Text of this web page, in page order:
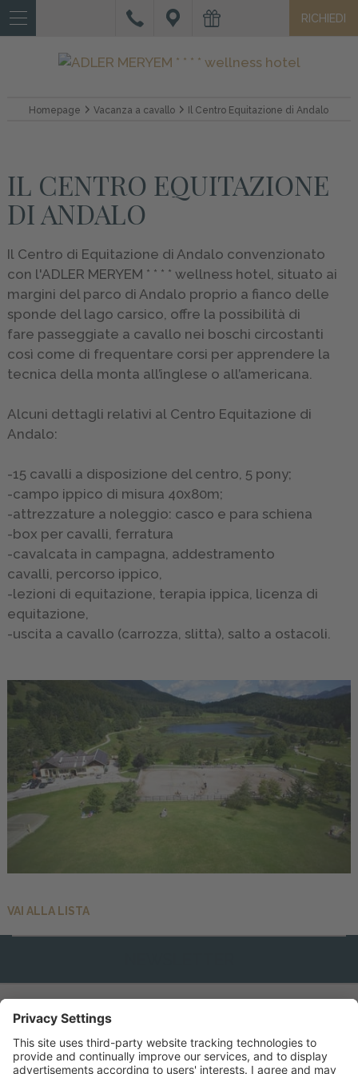
RICHIEDI
DE
HOTEL
SUITE
OFFERTE
E
SERVIZI
WELLNESS
VACANZA
ATTIVA
GALLERY
&
SERVICE
RICHIEDI
Homepage Vacanza a cavallo Il Centro Equitazione di Andalo
IL CENTRO EQUITAZIONE
DI ANDALO
Il Centro di Equitazione di Andalo convenzionato
con l'ADLER MERYEM * * * * wellness hotel, situato ai
margini del parco di Andalo proprio a fianco delle
sponde del lago carsico, offre la possibilità di
fare passeggiate a cavallo nei boschi circostanti
così come di frequentare corsi per apprendere la
tecnica della monta all’inglese o all’americana.
Alcuni dettagli relativi al Centro Equitazione di
Andalo:
-15 cavalli a disposizione del centro, 5 pony;
-campo ippico di misura 40x80m;
-attrezzature a noleggio: casco e para schiena
-box per cavalli, ferratura
-cavalcata in campagna, addestramento
cavalli, percorso ippico,
-lezioni di equitazione, terapia ippica, licenza di
equitazione,
-uscita a cavallo (carrozza, slitta), salto a ostacoli.
VAI ALLA LISTA
CONTATTO